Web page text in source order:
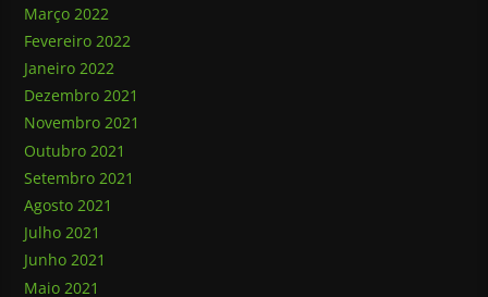
Março 2022
Fevereiro 2022
Janeiro 2022
Dezembro 2021
Novembro 2021
Outubro 2021
Setembro 2021
Agosto 2021
Julho 2021
Junho 2021
Maio 2021